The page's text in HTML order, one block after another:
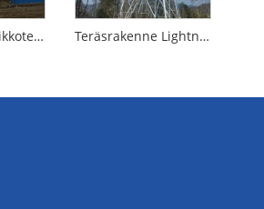
Galvanoitu ristikkoteräs Lightning tukitorni Teräsrakenne Lightning Tower